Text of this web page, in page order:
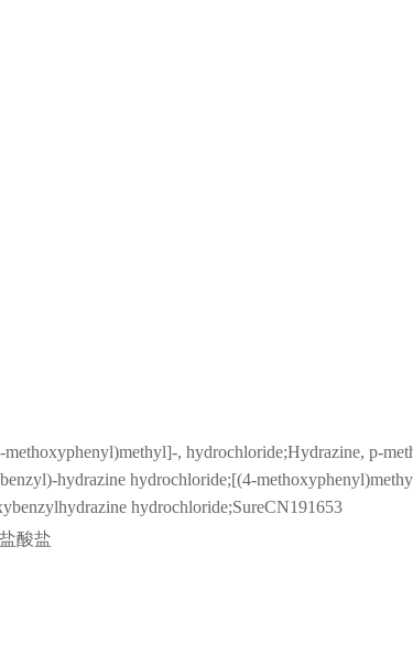
, hydrochloride;Hydrazine, p-
hydrazine hydrochloride;[(4-
hydrochloride;SureCN191653
酸盐